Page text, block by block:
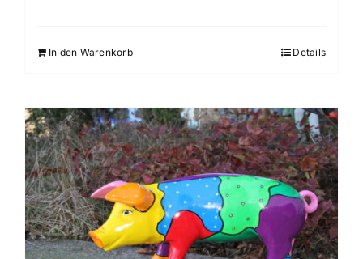
In den Warenkorb Details